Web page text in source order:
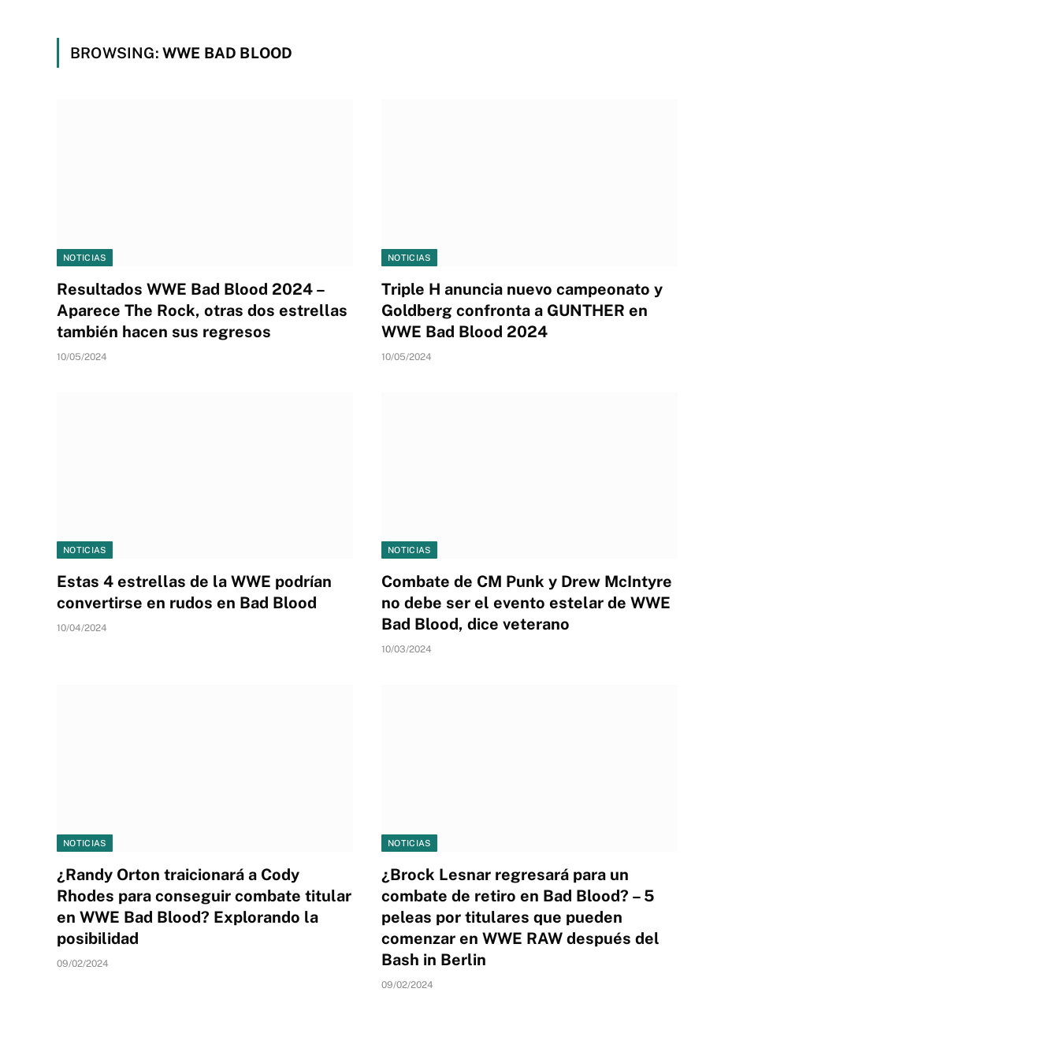
BROWSING: WWE BAD BLOOD
NOTICIAS
Resultados WWE Bad Blood 2024 –
Aparece The Rock, otras dos estrellas
también hacen sus regresos
10/05/2024
NOTICIAS
Triple H anuncia nuevo campeonato y
Goldberg confronta a GUNTHER en
WWE Bad Blood 2024
10/05/2024
NOTICIAS
Estas 4 estrellas de la WWE podrían
convertirse en rudos en Bad Blood
10/04/2024
NOTICIAS
Combate de CM Punk y Drew McIntyre
no debe ser el evento estelar de WWE
Bad Blood, dice veterano
10/03/2024
NOTICIAS
¿Randy Orton traicionará a Cody
Rhodes para conseguir combate titular
en WWE Bad Blood? Explorando la
posibilidad
09/02/2024
NOTICIAS
¿Brock Lesnar regresará para un
combate de retiro en Bad Blood? – 5
peleas por titulares que pueden
comenzar en WWE RAW después del
Bash in Berlin
09/02/2024